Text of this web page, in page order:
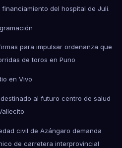
del hospital de Juli.
para impulsar ordenanza que
de toros en Puno
en Vivo
al futuro centro de salud
civil de Azángaro demanda
de carretera interprovincial